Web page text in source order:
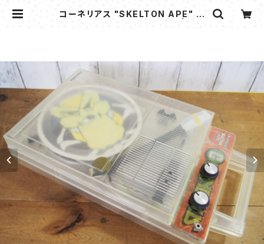
コーネリアス "SKELTON APE" ポ